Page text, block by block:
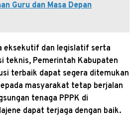
Guru dan Masa Depan
eksekutif dan legislatif serta
teknis, Pemerintah Kabupaten
terbaik dapat segera ditemukan
masyarakat tetap berjalan
tenaga PPPK di
dapat terjaga dengan baik.